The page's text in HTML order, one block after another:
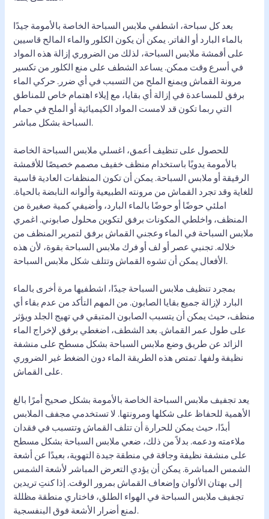
بعد كل سباحة، اشطفي ملابس السباحة الخاصة بالأمومة جيدًا
بالماء البارد أو الفاتر. يمكن أن يكون الكلور والماء المالح قاسيين
على أقمشة ملابس السباحة، لذلك من الضروري إزالة هذه المواد
في أسرع وقت ممكن. يساعد الشطف على منع الكلور من تكسير
مرونة القماش ويمنع الملح من التسبب في أي ضرر. حركي الماء
برفق للمساعدة في إزالة أي بقايا، مع إيلاء اهتمام خاص للمناطق
التي ربما تكون قد لامست المواد الكيميائية أو الملح في حمام
السباحة بشكل مباشر.
للحصول على تنظيف أعمق، اغسلي ملابس السباحة الخاصة
بالأمومة يدويًا باستخدام منظف خفيف مصمم خصيصًا للأقمشة
الرقيقة أو ملابس السباحة. يمكن أن تكون المنظفات العادية قاسية
للغاية وقد تجرد القماش من مرونته الطبيعية وألوانه النابضة بالحياة.
املئي حوضًا أو حوضًا بالماء البارد، وأضيفي كمية صغيرة من
المنظف، واخلطي المكونات برفق لتكوين محلول صابوني. اغمري
ملابس السباحة في الماء وعجني القماش برفق لتمرير المنظف من
خلاله. تجنبي عصر أو لف أو فرك ملابس السباحة بقوة، لأن هذه
الأفعال يمكن أن تشوه القماش وتتلف شكل ملابس السباحة.
بمجرد تنظيف ملابس السباحة جيدًا، اشطفيها مرة أخرى بالماء
البارد لإزالة جميع بقايا الصابون. من المهم التأكد من عدم بقاء أي
منظف، حيث يمكن أن يتسبب الصابون المتبقي في تهيج الجلد ويؤثر
على طول عمر القماش. بعد الشطف، اضغطي برفق لإخراج الماء
الزائد عن طريق وضع ملابس السباحة بشكل مسطح على منشفة
نظيفة ولفها. تمتص هذه الطريقة الماء دون الضغط غير الضروري
على القماش.
يعد تجفيف ملابس السباحة الخاصة بالأمومة بشكل صحيح أمرًا بالغ
الأهمية للحفاظ على شكلها ومرونتها. لا تستخدمي مجفف الملابس
أبدًا، حيث يمكن للحرارة أن تتلف القماش وتتسبب في فقدان
ملاءمته ودعمه. بدلاً من ذلك، ضعي ملابس السباحة بشكل مسطح
على منشفة نظيفة وجافة في منطقة جيدة التهوية، بعيدًا عن أشعة
الشمس المباشرة. يمكن أن يؤدي التعرض المباشر لأشعة الشمس
إلى بهتان الألوان وإضعاف القماش بمرور الوقت. إذا كنتِ تريدين
تجفيف ملابس السباحة في الهواء الطلق، فاختاري منطقة مظللة
لمنع أضرار الأشعة فوق البنفسجية.